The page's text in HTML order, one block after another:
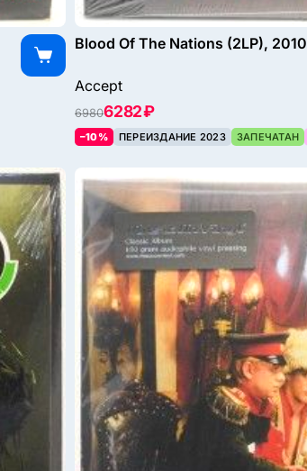
Blood Of The Nations (2LP), 2010
Accept
69806282 ₽
–10% ПЕРЕИЗДАНИЕ 2023 ЗАПЕЧАТАН